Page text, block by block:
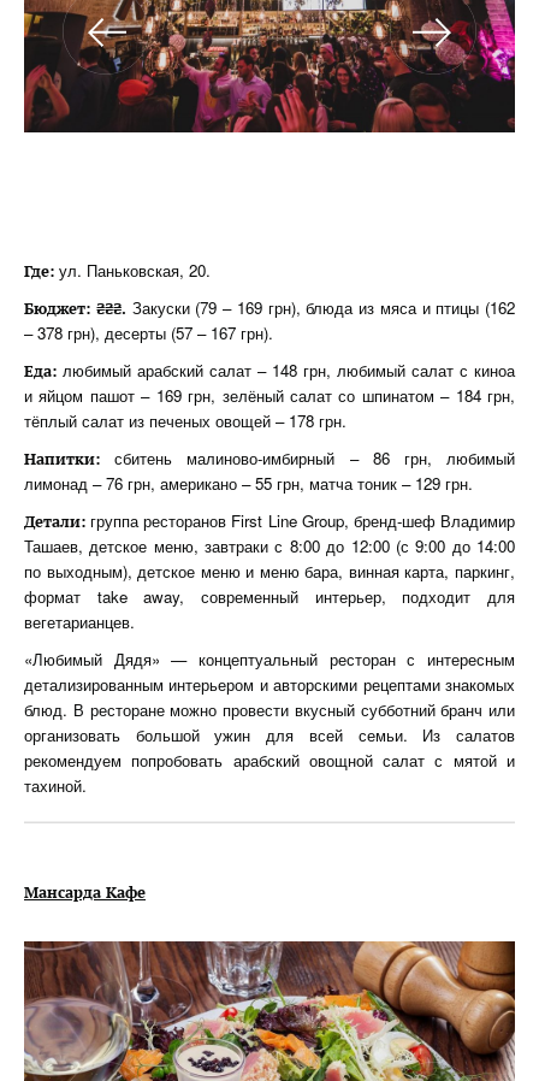
Где: ул. Паньковская, 20.
Бюджет: ₴₴₴. Закуски (79 – 169 грн), блюда из мяса и птицы (162
– 378 грн), десерты (57 – 167 грн).
Еда: любимый арабский салат – 148 грн, любимый салат с киноа
и яйцом пашот – 169 грн, зелёный салат со шпинатом – 184 грн,
тёплый салат из печеных овощей – 178 грн.
Напитки: сбитень малиново-имбирный – 86 грн, любимый
лимонад – 76 грн, американо – 55 грн, матча тоник – 129 грн.
Детали: группа ресторанов First Line Group, бренд-шеф Владимир
Ташаев, детское меню, завтраки с 8:00 до 12:00 (с 9:00 до 14:00
по выходным), детское меню и меню бара, винная карта, паркинг,
формат take away, современный интерьер, подходит для
вегетарианцев.
«Любимый Дядя» — концептуальный ресторан с интересным
детализированным интерьером и авторскими рецептами знакомых
блюд. В ресторане можно провести вкусный субботний бранч или
организовать большой ужин для всей семьи. Из салатов
рекомендуем попробовать арабский овощной салат с мятой и
тахиной.
Мансарда Кафе